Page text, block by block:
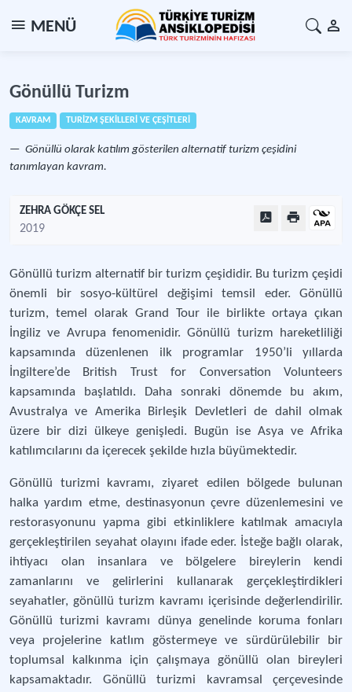
MENÜ
Gönüllü Turizm
KAVRAM TURİZM ŞEKİLLERİ VE ÇEŞİTLERİ
Gönüllü olarak katılım gösterilen alternatif turizm çeşidini
tanımlayan kavram.
ZEHRA GÖKÇE SEL
2019
Gönüllü turizm alternatif bir turizm çeşididir. Bu turizm çeşidi
önemli bir sosyo-kültürel değişimi temsil eder. Gönüllü
turizm, temel olarak Grand Tour ile birlikte ortaya çıkan
İngiliz ve Avrupa fenomenidir. Gönüllü turizm hareketliliği
kapsamında düzenlenen ilk programlar 1950’li yıllarda
İngiltere’de British Trust for Conversation Volunteers
kapsamında başlatıldı. Daha sonraki dönemde bu akım,
Avustralya ve Amerika Birleşik Devletleri de dahil olmak
üzere bir dizi ülkeye genişledi. Bugün ise Asya ve Afrika
katılımcılarını da içerecek şekilde hızla büyümektedir.
Gönüllü turizmi kavramı, ziyaret edilen bölgede bulunan
halka yardım etme, destinasyonun çevre düzenlemesini ve
restorasyonunu yapma gibi etkinliklere katılmak amacıyla
gerçekleştirilen seyahat olayını ifade eder. İsteğe bağlı olarak,
ihtiyacı olan insanlara ve bölgelere bireylerin kendi
zamanlarını ve gelirlerini kullanarak gerçekleştirdikleri
seyahatler, gönüllü turizm kavramı içerisinde değerlendirilir.
Gönüllü turizmi kavramı dünya genelinde koruma fonları
veya projelerine katlım göstermeye ve sürdürülebilir bir
toplumsal kalkınma için çalışmaya gönüllü olan bireyleri
kapsamaktadır. Gönüllü turizmi kavramsal çerçevesinde